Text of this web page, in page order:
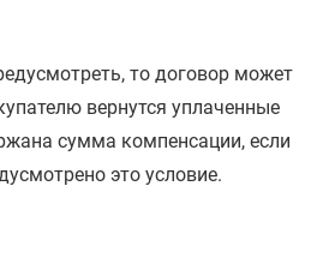
то договор может
вернутся уплаченные
сумма компенсации, если
это условие.